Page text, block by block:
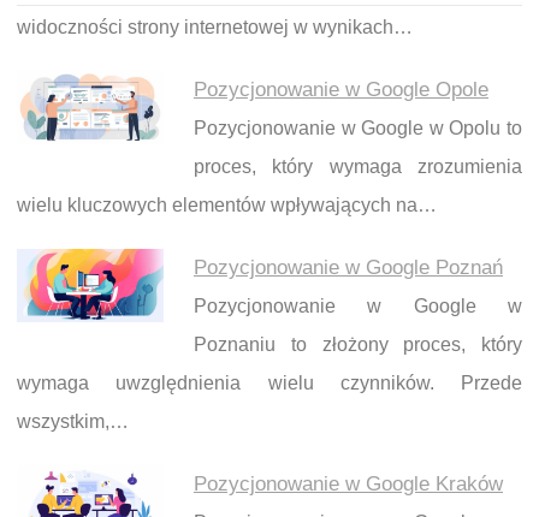
widoczności strony internetowej w wynikach…
Pozycjonowanie w Google Opole
Pozycjonowanie w Google w Opolu to
proces, który wymaga zrozumienia
wielu kluczowych elementów wpływających na…
Pozycjonowanie w Google Poznań
Pozycjonowanie w Google w
Poznaniu to złożony proces, który
wymaga uwzględnienia wielu czynników. Przede
wszystkim,…
Pozycjonowanie w Google Kraków